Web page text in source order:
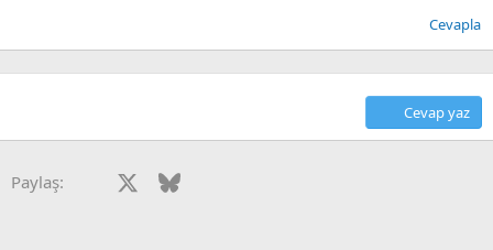
Cevapla
Cevap yaz
Paylaş: Facebook Bluesky